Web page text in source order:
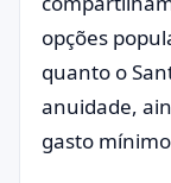
opções
quanto o
anuidade,
gasto